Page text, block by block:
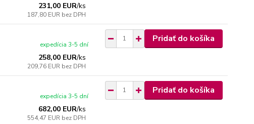
231,00 EUR/ks
187,80 EUR bez DPH
258,00 EUR/ks
209,76 EUR bez DPH
expedícia 3-5 dní
Pridať do košíka
682,00 EUR/ks
554,47 EUR bez DPH
expedícia 3-5 dní
Pridať do košíka